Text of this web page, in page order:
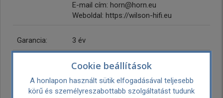
E-mail cím: horn@horn.eu
Weboldal: https://wilson-hifi.eu
Garancia: 3 év
Szállítási
Ingyenes
Cookie beállítások
A honlapon használt sütik elfogadásával teljesebb
körű és személyreszabottabb szolgáltatást tudunk